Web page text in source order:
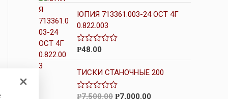
5
О
ц
е
н
к
а
0
5
ЮПИЯ 713361.003-24 ОСТ 4Г
0.822.003
О
н
а
0
Р48.00
ТИСКИ СТАНОЧНЫЕ 200
О
Р7,500.00 Р7,000.00